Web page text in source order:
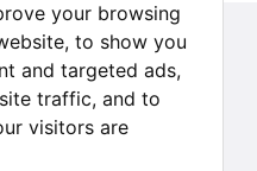
your browsing
to show you
and targeted ads,
traffic, and to
visitors are